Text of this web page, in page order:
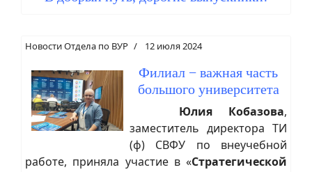
Новости Отдела по ВУР 12 июля 2024
Филиал − важная часть
большого университета
Юлия Кобазова,
заместитель директора ТИ
(ф) СВФУ по внеучебной
работе, приняла участие в «Стратегической